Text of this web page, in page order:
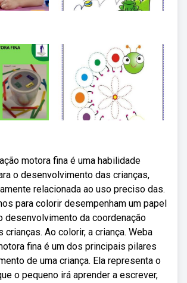
motora fina é uma habilidade
o desenvolvimento das crianças,
relacionada ao uso preciso das.
para colorir desempenham um papel
desenvolvimento da coordenação
crianças. Ao colorir, a criança. Weba
fina é um dos principais pilares
de uma criança. Ela representa o
o pequeno irá aprender a escrever,